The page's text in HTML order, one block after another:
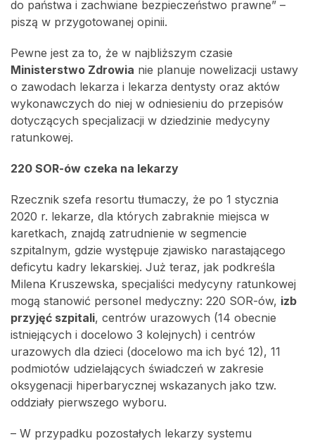
do państwa i zachwiane bezpieczeństwo prawne” –
piszą w przygotowanej opinii.
Pewne jest za to, że w najbliższym czasie
Ministerstwo Zdrowia nie planuje nowelizacji ustawy
o zawodach lekarza i lekarza dentysty oraz aktów
wykonawczych do niej w odniesieniu do przepisów
dotyczących specjalizacji w dziedzinie medycyny
ratunkowej.
220 SOR-ów czeka na lekarzy
Rzecznik szefa resortu tłumaczy, że po 1 stycznia
2020 r. lekarze, dla których zabraknie miejsca w
karetkach, znajdą zatrudnienie w segmencie
szpitalnym, gdzie występuje zjawisko narastającego
deficytu kadry lekarskiej. Już teraz, jak podkreśla
Milena Kruszewska, specjaliści medycyny ratunkowej
mogą stanowić personel medyczny: 220 SOR-ów, izb
przyjęć szpitali, centrów urazowych (14 obecnie
istniejących i docelowo 3 kolejnych) i centrów
urazowych dla dzieci (docelowo ma ich być 12), 11
podmiotów udzielających świadczeń w zakresie
oksygenacji hiperbarycznej wskazanych jako tzw.
oddziały pierwszego wyboru.
– W przypadku pozostałych lekarzy systemu